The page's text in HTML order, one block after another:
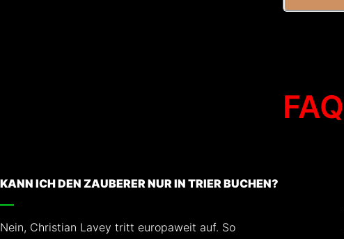
FAQ
KANN ICH DEN ZAUBERER NUR IN TRIER BUCHEN?
Nein, Christian Lavey tritt europaweit auf. So